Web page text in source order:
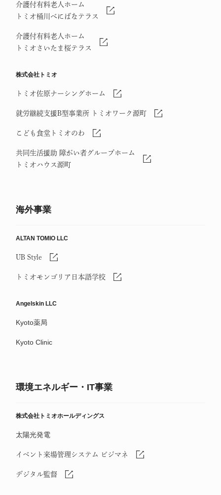
介護付有料老人ホーム
トミオ桶川べにばなテラス
介護付有料老人ホーム
トミオさいたま桜テラス
株式会社トミオ
トミオ佐原ナーシングホーム
就労継続支援B型事業所 トミオワーク源町
こども食堂トミオのわ
共同生活援助 障がい者グループホーム
トミオハウス源町
海外事業
ALTAN TOMIO LLC
UB Style
トミオモンゴリア日本語学校
Angelskin LLC
Kyoto薬局
Kyoto Clinic
環境エネルギー・IT事業
株式会社トミオホールディングス
太陽光発電
イベント来場管理システム ビジマネ
デジタル監督